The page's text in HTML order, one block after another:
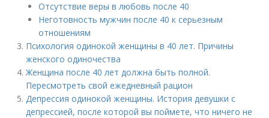
Отсутствие веры в любовь после 40
Неготовность мужчин после 40 к серьезным
отношениям
Психология одинокой женщины в 40 лет. Причины
женского одиночества
Женщина после 40 лет должна быть полной.
Пересмотреть свой ежедневный рацион
Депрессия одинокой женщины. История девушки с
депрессией, после которой вы поймете, что ничего не